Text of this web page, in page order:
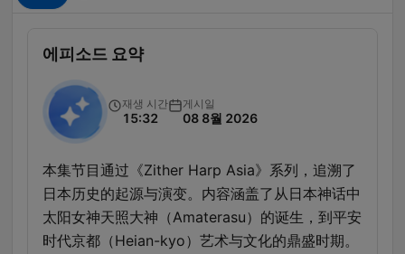
에피소드 요약
재생 시간
15:32
게시일
08 8월 2026
本集节目通过《Zither Harp Asia》系列，追溯了
日本历史的起源与演变。内容涵盖了从日本神话中
太阳女神天照大神（Amaterasu）的诞生，到平安
时代京都（Heian-kyo）艺术与文化的鼎盛时期。